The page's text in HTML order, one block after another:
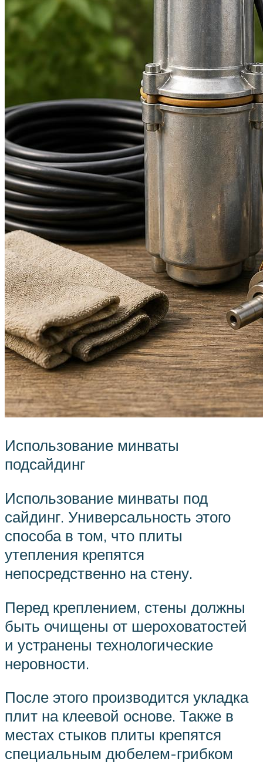
Использование минваты
подсайдинг
Использование минваты под
сайдинг. Универсальность этого
способа в том, что плиты
утепления крепятся
непосредственно на стену.
Перед креплением, стены должны
быть очищены от шероховатостей
и устранены технологические
неровности.
После этого производится укладка
плит на клеевой основе. Также в
местах стыков плиты крепятся
специальным дюбелем-грибком